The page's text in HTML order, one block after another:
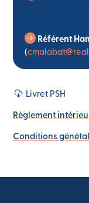
Référent
(
Livret PSH
Règlement
Conditions